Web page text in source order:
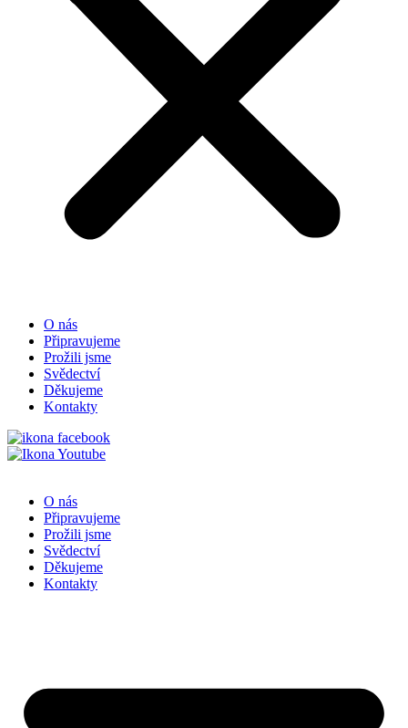
O nás
Připravujeme
Prožili jsme
Svědectví
Děkujeme
Kontakty
O nás
Připravujeme
Prožili jsme
Svědectví
Děkujeme
Kontakty